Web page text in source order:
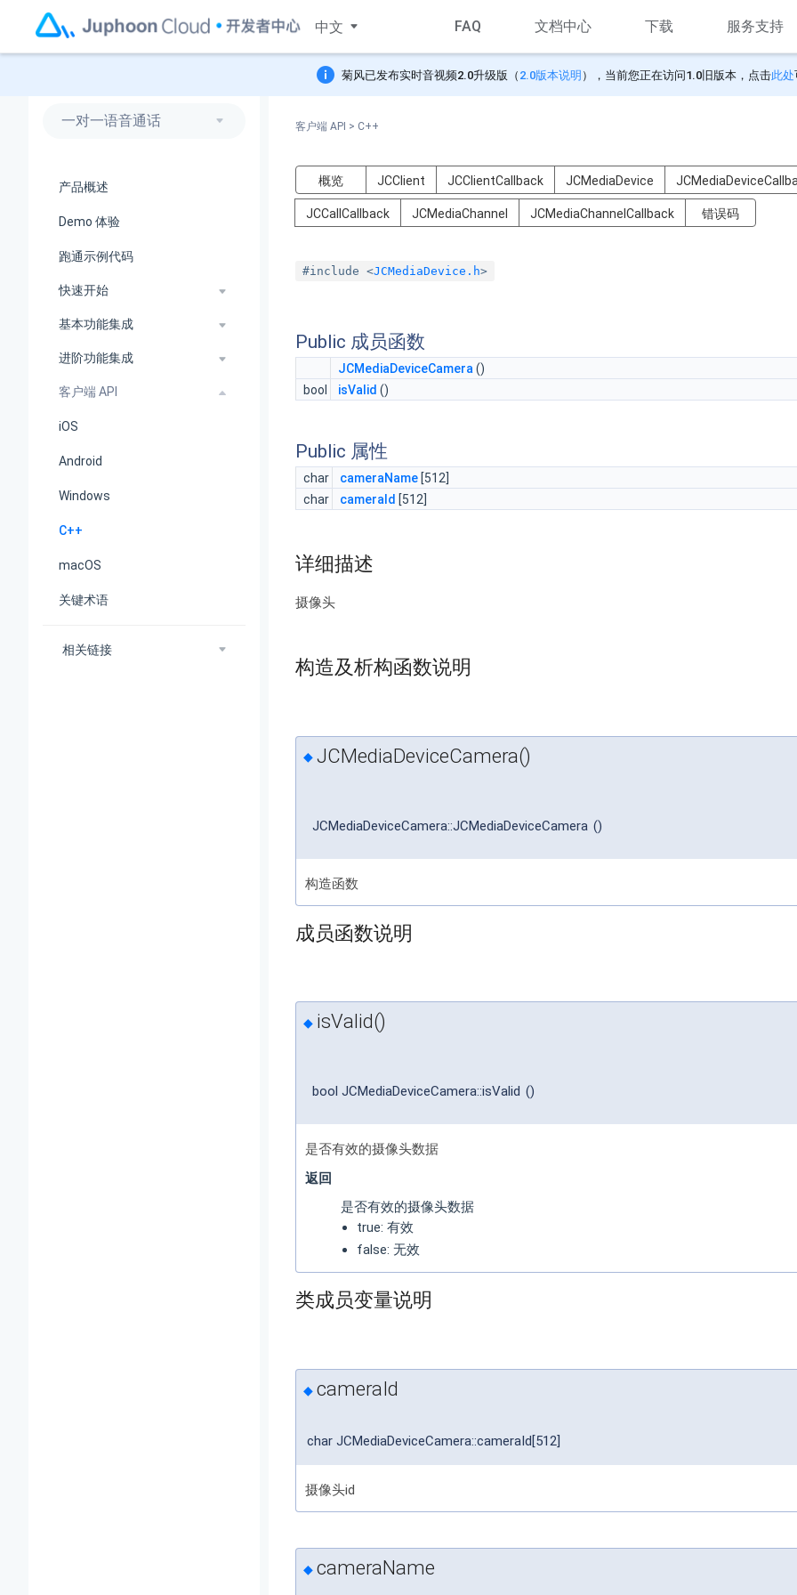
中文 FAQ 文档中心 下载 服务支持
菊风已发布实时音视频2.0升级版（ 2.0版本说明 ），当前您正在访问1.0旧版本，点击此处
一对一语音通话
产品概述
Demo 体验
跑通示例代码
快速开始
基本功能集成
进阶功能集成
客户端 API
iOS
Android
Windows
C++
macOS
关键术语
相关链接
客户端 API > C++
概览 JCClient JCClientCallback JCMediaDevice
JCCallCallback JCMediaChannel JCMediaChannelCallback 错误码
#include <JCMediaDevice.h>
Public 成员函数
JCMediaDeviceCamera ()
bool
isValid ()
Public 属性
char cameraName [512]
char
cameraId [512]
详细描述
摄像头
构造及析构函数说明
◆ JCMediaDeviceCamera()
JCMediaDeviceCamera::JCMediaDeviceCamera ()
构造函数
成员函数说明
◆ isValid()
bool JCMediaDeviceCamera::isValid ()
是否有效的摄像头数据
返回
是否有效的摄像头数据
true: 有效
false: 无效
类成员变量说明
◆ cameraId
char JCMediaDeviceCamera::cameraId[512]
摄像头id
◆ cameraName